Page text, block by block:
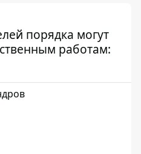
порядка могут
работам: